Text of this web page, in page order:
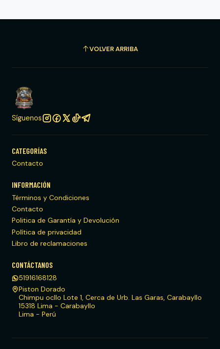
VOLVER ARRIBA
Síguenos
CATEGORÍAS
Contacto
INFORMACIÓN
Términos y Condiciones
Contacto
Politica de Garantía y Devolución
Política de privacidad
Libro de reclamaciones
CONTÁCTANOS
51916168128
Piston Dorado
Chimpu ocllo Lote 1, Cerca de Urb. Las Garas, Carabayllo
15318 Lima - Carabayllo
Lima - Perú